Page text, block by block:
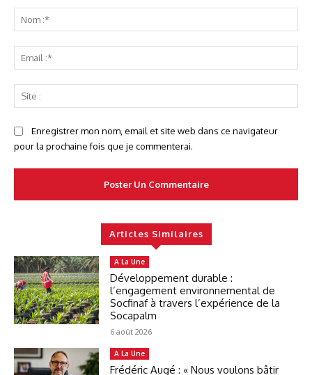
:*
:*
:
Enregistrer mon nom, email et site web dans ce navigateur
pour la prochaine fois que je commenterai.
Articles Similaires
A La Une
Développement durable :
l’engagement environnemental de
Socfinaf à travers l’expérience de la
Socapalm
6 août 2026
A La Une
Frédéric Augé : « Nous voulons bâtir